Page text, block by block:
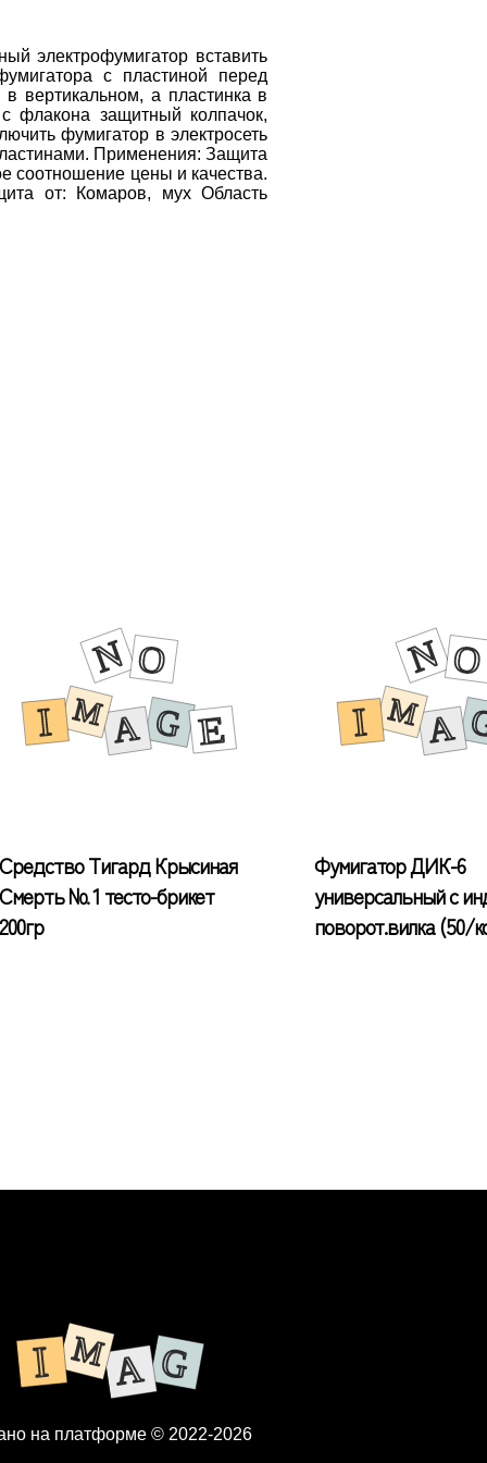
электрофумигатор вставить
с пластиной перед
вертикальном, а пластинка в
флакона защитный колпачок,
фумигатор в электросеть
Применения: Защита
соотношение цены и качества.
от: Комаров, мух Область
Средство Тигард Крысиная
Смерть № 1 тесто-брикет
200гр
Фумигатор ДИК-6
универсальный с
поворот.вилка (50/
на платформе © 2022-2026